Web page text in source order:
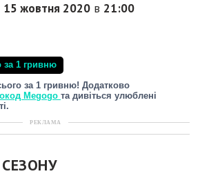
15 жовтня 2020 в 21:00
за 1 гривню
за 1 гривню! Додатково
Megogo та дивіться улюблені
РЕКЛАМА
СЕЗОНУ